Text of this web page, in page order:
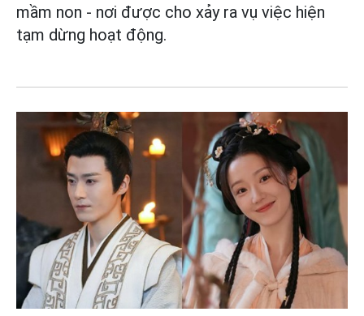
mầm non - nơi được cho xảy ra vụ việc hiện
tạm dừng hoạt động.